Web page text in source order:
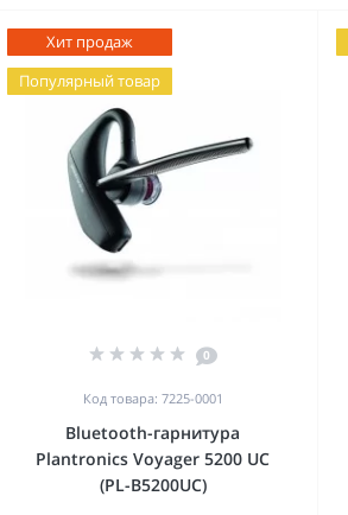
Хит продаж
Популярный товар
0
Код товара: 7225-0001
Bluetooth-гарнитура
Plantronics Voyager 5200 UC
(PL-B5200UC)